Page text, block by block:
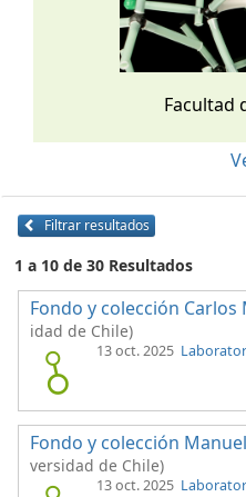
Facultad
Filtrar resultados
1 a 10 de 30 Resultados
Fondo y colección Carlos
idad de Chile)
13 oct. 2025
Fondo y colección
versidad de Chile)
13 oct. 2025